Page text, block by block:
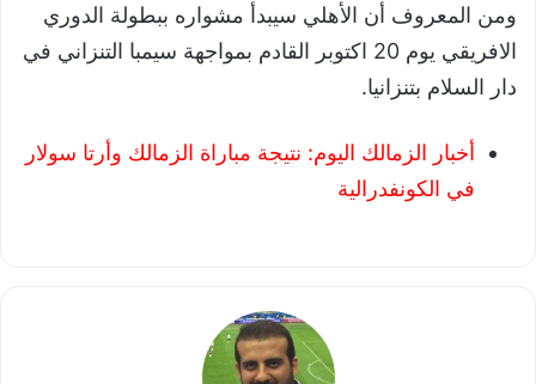
ومن المعروف أن الأهلي سيبدأ مشواره ببطولة الدوري
الافريقي يوم 20 اكتوبر القادم بمواجهة سيمبا التنزاني في
دار السلام بتنزانيا.
أخبار الزمالك اليوم: نتيجة مباراة الزمالك وأرتا سولار
في الكونفدرالية